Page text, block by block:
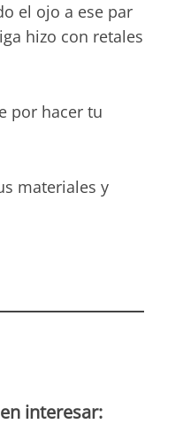
el ojo a ese par
hizo con retales
por hacer tu
materiales y
interesar: